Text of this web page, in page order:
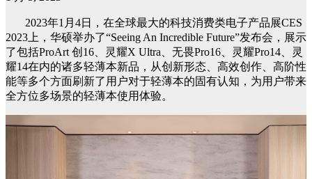
2023年1月4日，在全球最大的科技消费类电子产品展CES
2023上，华硕举办了“Seeing An Incredible Future”发布会，展示
了包括ProArt 创16、灵耀X Ultra、无畏Pro16、灵耀Pro14、灵
耀14在内的诸多轻薄本新品，从创新形态、高效创作、高阶性
能等多个方面刷新了用户对于轻薄本的固有认知，为用户带来
全方位多场景的轻薄本使用体验。